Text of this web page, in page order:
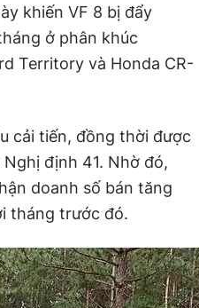
khiến VF 8 bị đẩy
ở phân khúc
Territory và Honda CR-
cải tiến, đồng thời được
định 41. Nhờ đó,
doanh số bán tăng
tháng trước đó.